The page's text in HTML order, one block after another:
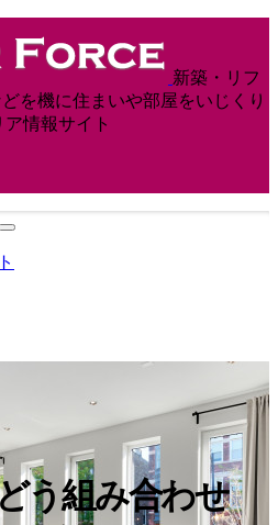
新築・リフ
を機に住まいや部屋をいじくり
情報サイト
う組み合わせ